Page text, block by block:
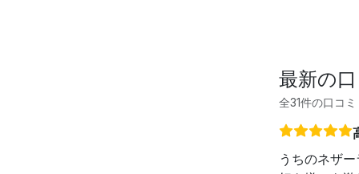
最新の
全31件の口コミ
うちのネザ